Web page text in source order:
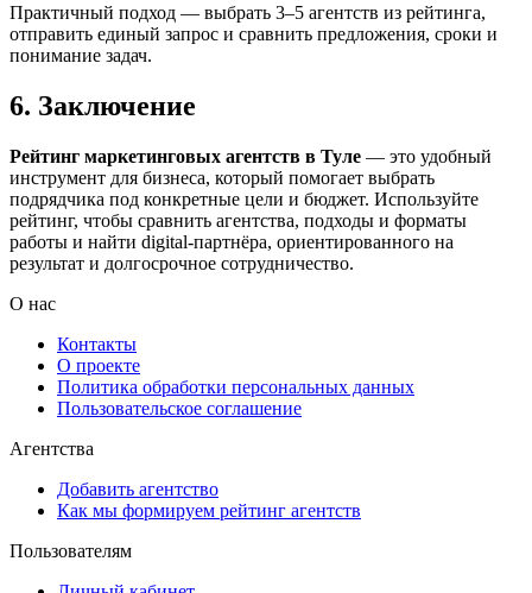
Практичный подход — выбрать 3–5 агентств из рейтинга,
отправить единый запрос и сравнить предложения, сроки и
понимание задач.
6. Заключение
Рейтинг маркетинговых агентств в Туле — это удобный
инструмент для бизнеса, который помогает выбрать
подрядчика под конкретные цели и бюджет. Используйте
рейтинг, чтобы сравнить агентства, подходы и форматы
работы и найти digital-партнёра, ориентированного на
результат и долгосрочное сотрудничество.
О нас
Контакты
О проекте
Политика обработки персональных данных
Пользовательское соглашение
Агентства
Добавить агентство
Как мы формируем рейтинг агентств
Пользователям